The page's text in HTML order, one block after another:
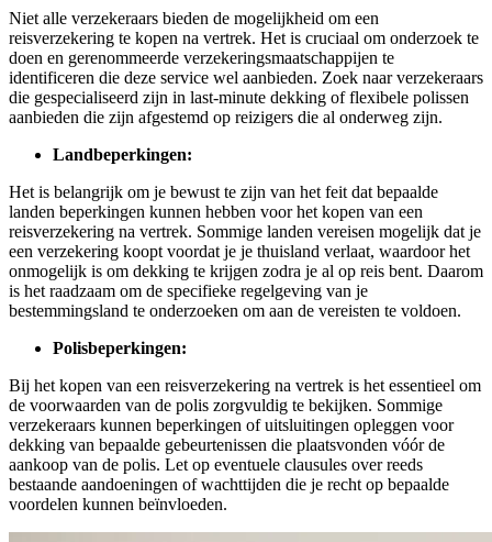
Niet alle verzekeraars bieden de mogelijkheid om een
reisverzekering te kopen na vertrek. Het is cruciaal om onderzoek te
doen en gerenommeerde verzekeringsmaatschappijen te
identificeren die deze service wel aanbieden. Zoek naar verzekeraars
die gespecialiseerd zijn in last-minute dekking of flexibele polissen
aanbieden die zijn afgestemd op reizigers die al onderweg zijn.
Landbeperkingen:
Het is belangrijk om je bewust te zijn van het feit dat bepaalde
landen beperkingen kunnen hebben voor het kopen van een
reisverzekering na vertrek. Sommige landen vereisen mogelijk dat je
een verzekering koopt voordat je je thuisland verlaat, waardoor het
onmogelijk is om dekking te krijgen zodra je al op reis bent. Daarom
is het raadzaam om de specifieke regelgeving van je
bestemmingsland te onderzoeken om aan de vereisten te voldoen.
Polisbeperkingen:
Bij het kopen van een reisverzekering na vertrek is het essentieel om
de voorwaarden van de polis zorgvuldig te bekijken. Sommige
verzekeraars kunnen beperkingen of uitsluitingen opleggen voor
dekking van bepaalde gebeurtenissen die plaatsvonden vóór de
aankoop van de polis. Let op eventuele clausules over reeds
bestaande aandoeningen of wachttijden die je recht op bepaalde
voordelen kunnen beïnvloeden.